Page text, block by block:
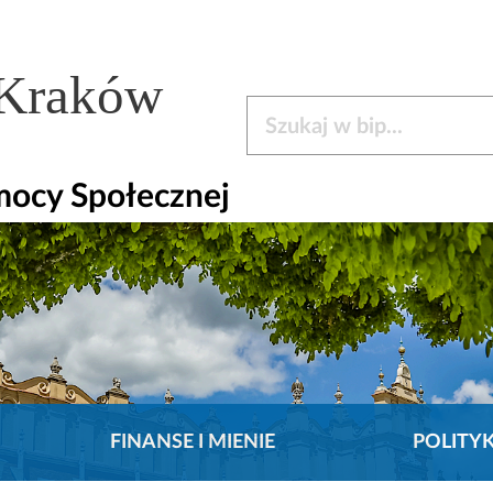
Społecznej
FINANSE I MIENIE